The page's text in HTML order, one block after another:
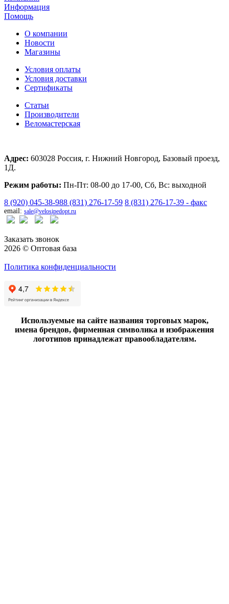
Информация
Помощь
О компании
Новости
Магазины
Условия оплаты
Условия доставки
Сертификаты
Статьи
Производители
Веломастерская
Адрес: 603028 Россия, г. Нижний Новгород, Базовый проезд,
1Д.
Режим работы: Пн-Пт: 08-00 до 17-00, Сб, Вс: выходной
8 (920) 045-38-988 (831) 276-17-59 8 (831) 276-17-39 - факс
email: sale@velosipedopt.ru
Заказать звонок
2026 © Оптовая база
Политика конфиденциальности
Используемые на сайте названия торговых марок,
имена брендов, фирменная символика и изображения
логотипов принадлежат правообладателям.